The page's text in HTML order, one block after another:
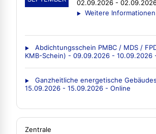
02.09.2026 -
Weitere Informationen
Abdichtungsschein PMBC / MDS /
KMB-Schein) - 09.09.2026 - 10.09.2026
Ganzheitliche energetische
15.09.2026 - 15.09.2026 - Online
Zentrale